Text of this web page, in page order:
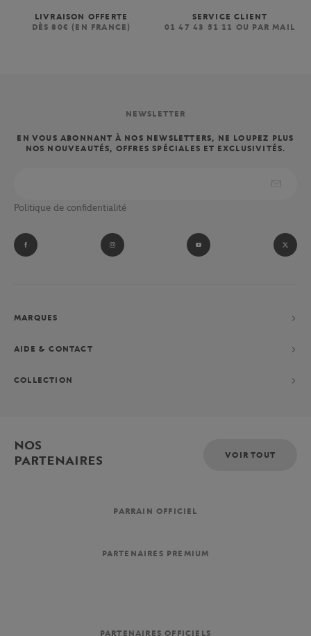
LIVRAISON OFFERTE
DÈS 80€ (EN FRANCE)
SERVICE CLIENT
01 47 43 51 11 OU PAR MAIL
NEWSLETTER
EN VOUS ABONNANT À NOS NEWSLETTERS, NE LOUPEZ PLUS
NOS NOUVEAUTÉS, OFFRES SPÉCIALES ET EXCLUSIVITÉS.
Politique de confidentialité
MARQUES
AIDE & CONTACT
COLLECTION
NOS
PARTENAIRES
VOIR TOUT
PARRAIN OFFICIEL
PARTENAIRES PREMIUM
PARTENAIRES OFFICIELS